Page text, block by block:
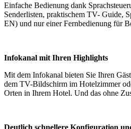
Einfache Bedienung dank
Senderlisten, praktischem TV- Guide,
EN) und nur einer Fernbedienung für
Infokanal mit Ihren Highlights
Mit dem Infokanal bieten Sie Ihren
dem TV-Bildschirm im Hotelzimmer
Orten in Ihrem Hotel. Und das ohne
Deutlich schnellere Konfiguration